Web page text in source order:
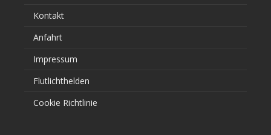
Kontakt
Anfahrt
Impressum
Flutlichthelden
Cookie Richtlinie